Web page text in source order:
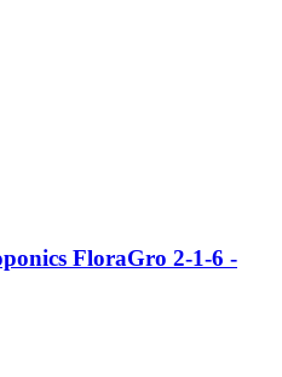
FloraGro 2-1-6 -